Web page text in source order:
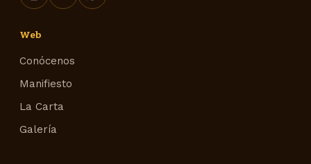
Web
Conócenos
Manifiesto
La Carta
Galería